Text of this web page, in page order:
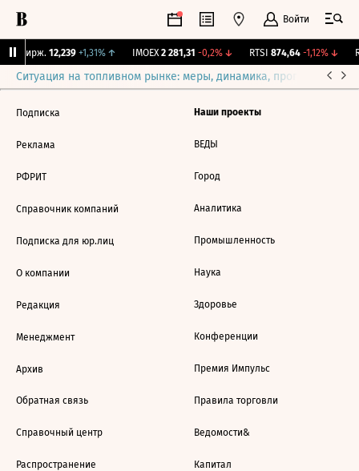
Войти
Бирж. 12,239 +1,31%↑ IMOEX 2 281,31 -0,2%↓ RTSI 874,64 -1,12%↓
Ситуация на топливном рынке: меры, динамика, прогнозы
Подписка
Реклама
РФРИТ
Справочник компаний
Подписка для юр.лиц
О компании
Редакция
Менеджмент
Архив
Обратная связь
Справочный центр
Распространение
Наши проекты
ВЕДЫ
Город
Аналитика
Промышленность
Наука
Здоровье
Конференции
Премия Импульс
Правила торговли
Ведомости&
Капитал